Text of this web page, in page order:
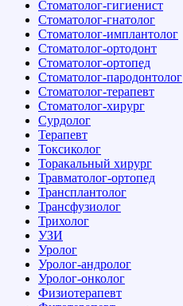
Стоматолог-гигиенист
Стоматолог-гнатолог
Стоматолог-имплантолог
Стоматолог-ортодонт
Стоматолог-ортопед
Стоматолог-пародонтолог
Стоматолог-терапевт
Стоматолог-хирург
Сурдолог
Терапевт
Токсиколог
Торакальный хирург
Травматолог-ортопед
Трансплантолог
Трансфузиолог
Трихолог
УЗИ
Уролог
Уролог-андролог
Уролог-онколог
Физиотерапевт